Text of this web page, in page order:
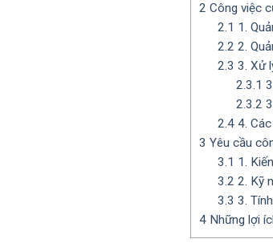
2 Công việc
2.1 1.
2.2 2.
2.3 3. Xử
2.3.1
2.3.2
2.44. Các
3 Yêu cầu
3.1 1.
3.2 2. Kỹ
3.3 3.
4 Những lợi